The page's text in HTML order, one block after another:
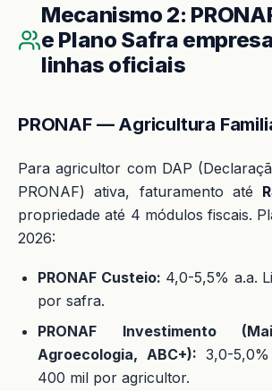
Mecanismo 2:
e Plano Safra
linhas oficiais
PRONAF — Agricultura
Para agricultor com DAP
PRONAF) ativa, faturamento até
propriedade até 4 módulos fiscais.
2026:
PRONAF Custeio: 4,0-5,5% a.a.
por safra.
PRONAF Investimento
Agroecologia, ABC+): 3,0-
400 mil por agricultor.